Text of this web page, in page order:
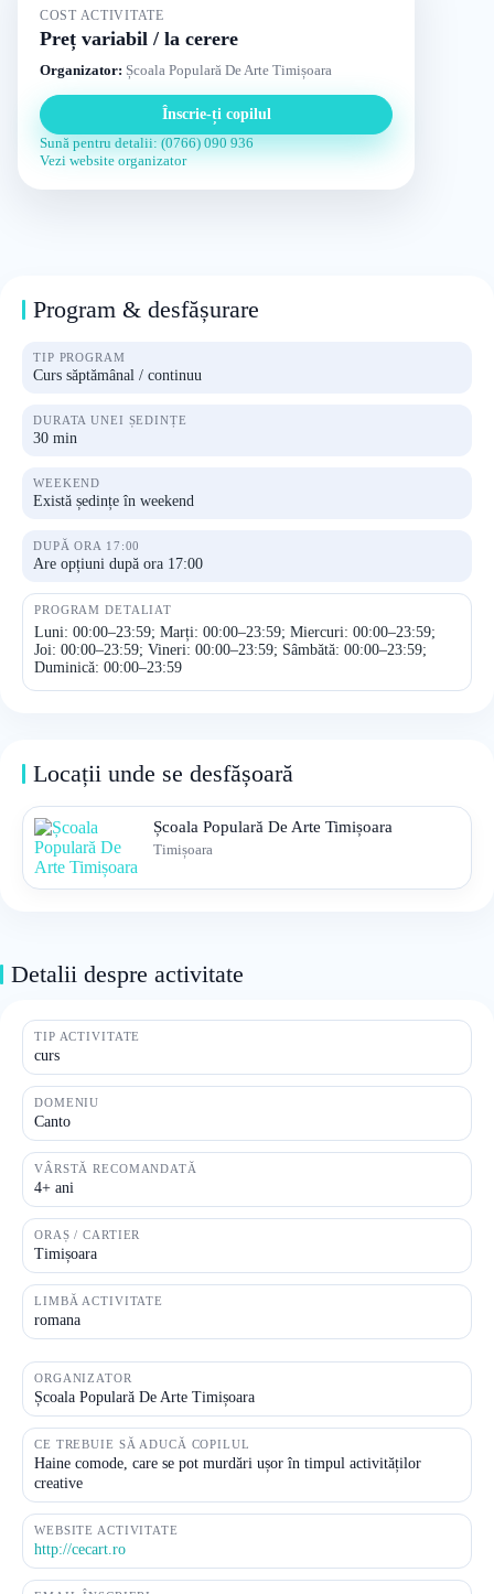
COST ACTIVITATE
Preț variabil / la cerere
Organizator: Școala Populară De Arte Timișoara
Înscrie-ți copilul
Sună pentru detalii: (0766) 090 936
Vezi website organizator
Program & desfășurare
TIP PROGRAM
Curs săptămânal / continuu
DURATA UNEI ȘEDINȚE
30 min
WEEKEND
Există ședințe în weekend
DUPĂ ORA 17:00
Are opțiuni după ora 17:00
PROGRAM DETALIAT
Luni: 00:00–23:59; Marți: 00:00–23:59; Miercuri: 00:00–23:59;
Joi: 00:00–23:59; Vineri: 00:00–23:59; Sâmbătă: 00:00–23:59;
Duminică: 00:00–23:59
Locații unde se desfășoară
Școala Populară De Arte Timișoara
Timișoara
Detalii despre activitate
TIP ACTIVITATE
curs
DOMENIU
Canto
VÂRSTĂ RECOMANDATĂ
4+ ani
ORAȘ / CARTIER
Timișoara
LIMBĂ ACTIVITATE
romana
ORGANIZATOR
Școala Populară De Arte Timișoara
CE TREBUIE SĂ ADUCĂ COPILUL
Haine comode, care se pot murdări ușor în timpul activităților
creative
WEBSITE ACTIVITATE
http://cecart.ro